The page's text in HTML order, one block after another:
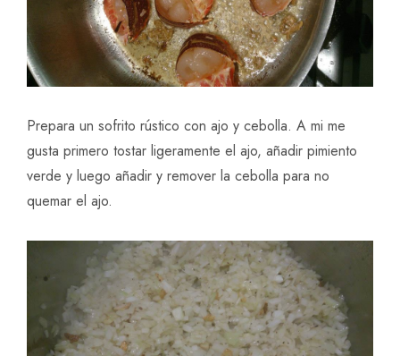
Prepara un sofrito rústico con ajo y cebolla. A mi me
gusta primero tostar ligeramente el ajo, añadir pimiento
verde y luego añadir y remover la cebolla para no
quemar el ajo.